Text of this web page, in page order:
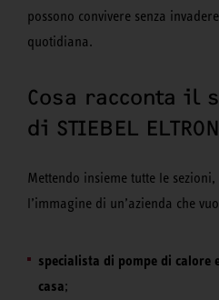
possono convivere senza
quotidiana.
Cosa racconta il
di STIEBEL
Mettendo insieme tutte le
l’immagine di un’azienda che
specialista di pompe di calore
casa;